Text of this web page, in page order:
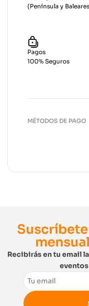
(Península y
Pagos
100% Seguros
MÉTODOS DE PAGO
Recibirás en tu email
Email